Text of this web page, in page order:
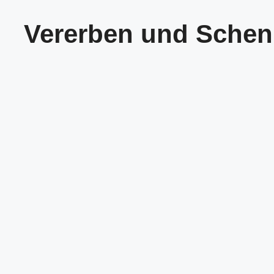
Vererben und